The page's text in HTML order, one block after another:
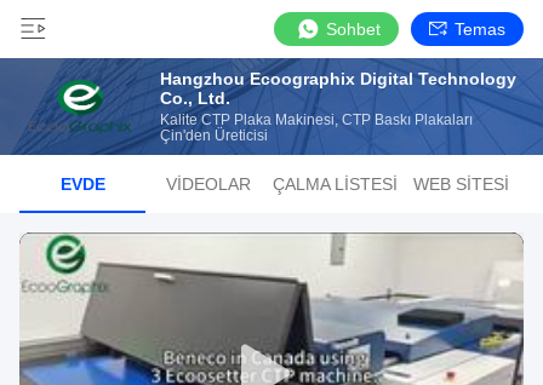
Sohbet Temas
Hangzhou Ecoographix Digital Technology
Co., Ltd.
Kalite CTP Plaka Makinesi, CTP Baskı Plakaları
Çin'den Üreticisi
EVDE VIDEOLAR ÇALMA LISTESI WEB SITESI